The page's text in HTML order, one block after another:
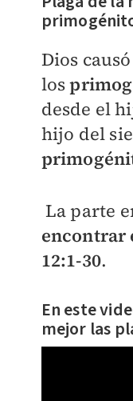
Dios
los
desde el
hijo del
La parte
encontrar
12:1-30.
En este
mejor las